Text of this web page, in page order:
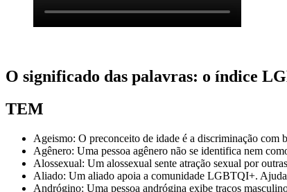
O significado das palavras: o índice
TEM
Ageismo: O preconceito de idade é a discriminação com
Agênero: Uma pessoa agênero não se identifica nem
Alossexual: Um alossexual sente atração sexual por
Aliado: Um aliado apoia a comunidade LGBTQI+.
Andrógino: Uma pessoa andrógina exibe traços